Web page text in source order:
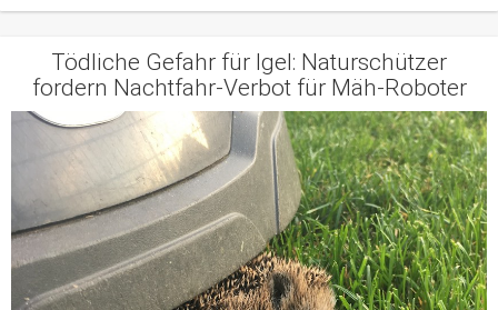
Tödliche Gefahr für Igel: Naturschützer
fordern Nachtfahr-Verbot für Mäh-Roboter